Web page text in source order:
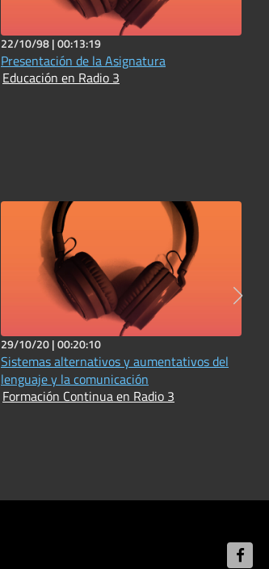
22/10/98 |00:13:19
Presentación de la Asignatura
Educación en Radio 3
29/10/20 |00:20:10
Sistemas alternativos y aumentativos del
lenguaje y la comunicación
Formación Continua en Radio 3